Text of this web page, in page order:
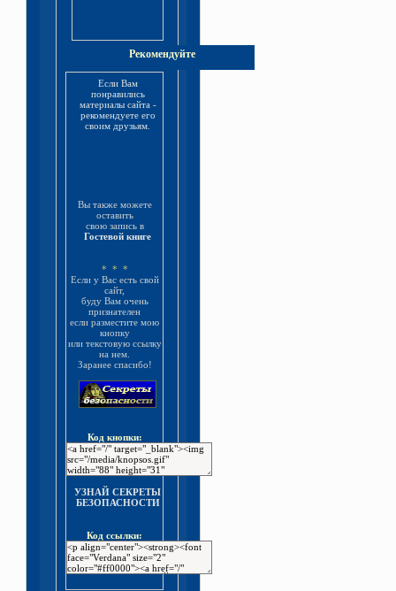
Рекомендуйте
Если Вам
понравились
материалы сайта -
рекомендуете его
своим друзьям.
Вы также можете
оставить
свою запись в
Гостевой книге
* * *
Если у Вас есть свой
сайт,
буду Вам очень
признателен
если разместите мою
кнопку
или текстовую ссылку
на нем.
Заранее спасибо!
Код кнопки:
УЗНАЙ СЕКРЕТЫ
БЕЗОПАСНОСТИ
Код ссылки: